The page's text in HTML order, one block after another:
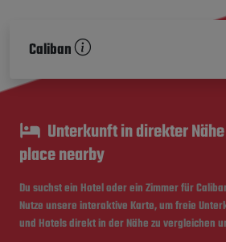
Caliban
Unterkunft in direkter
place nearby
Du suchst ein Hotel oder ein Zimmer für
Nutze unsere interaktive Karte, um freie
und Hotels direkt in der Nähe zu vergleichen